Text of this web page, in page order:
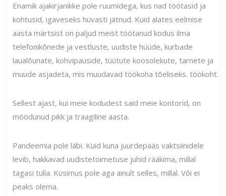
Enamik ajakirjanikke pole ruumidega, kus nad töötasid ja
kohtusid, igaveseks hüvasti jätnud. Kuid alates eelmise
aasta märtsist on paljud meist töötanud kodus ilma
telefonikõnede ja vestluste, uudiste hüüde, kurbade
laualõunate, kohvipauside, tüütute koosolekute, tarnete ja
muude asjadeta, mis muudavad töökoha tõeliseks. töökoht.
Sellest ajast, kui meie kodudest said meie kontorid, on
möödunud pikk ja traagiline aasta.
Pandeemia pole läbi. Kuid kuna juurdepääs vaktsiinidele
levib, hakkavad uudistetoimetuse juhid rääkima, millal
tagasi tulla. Küsimus pole aga ainult selles, millal. Või ei
peaks olema.